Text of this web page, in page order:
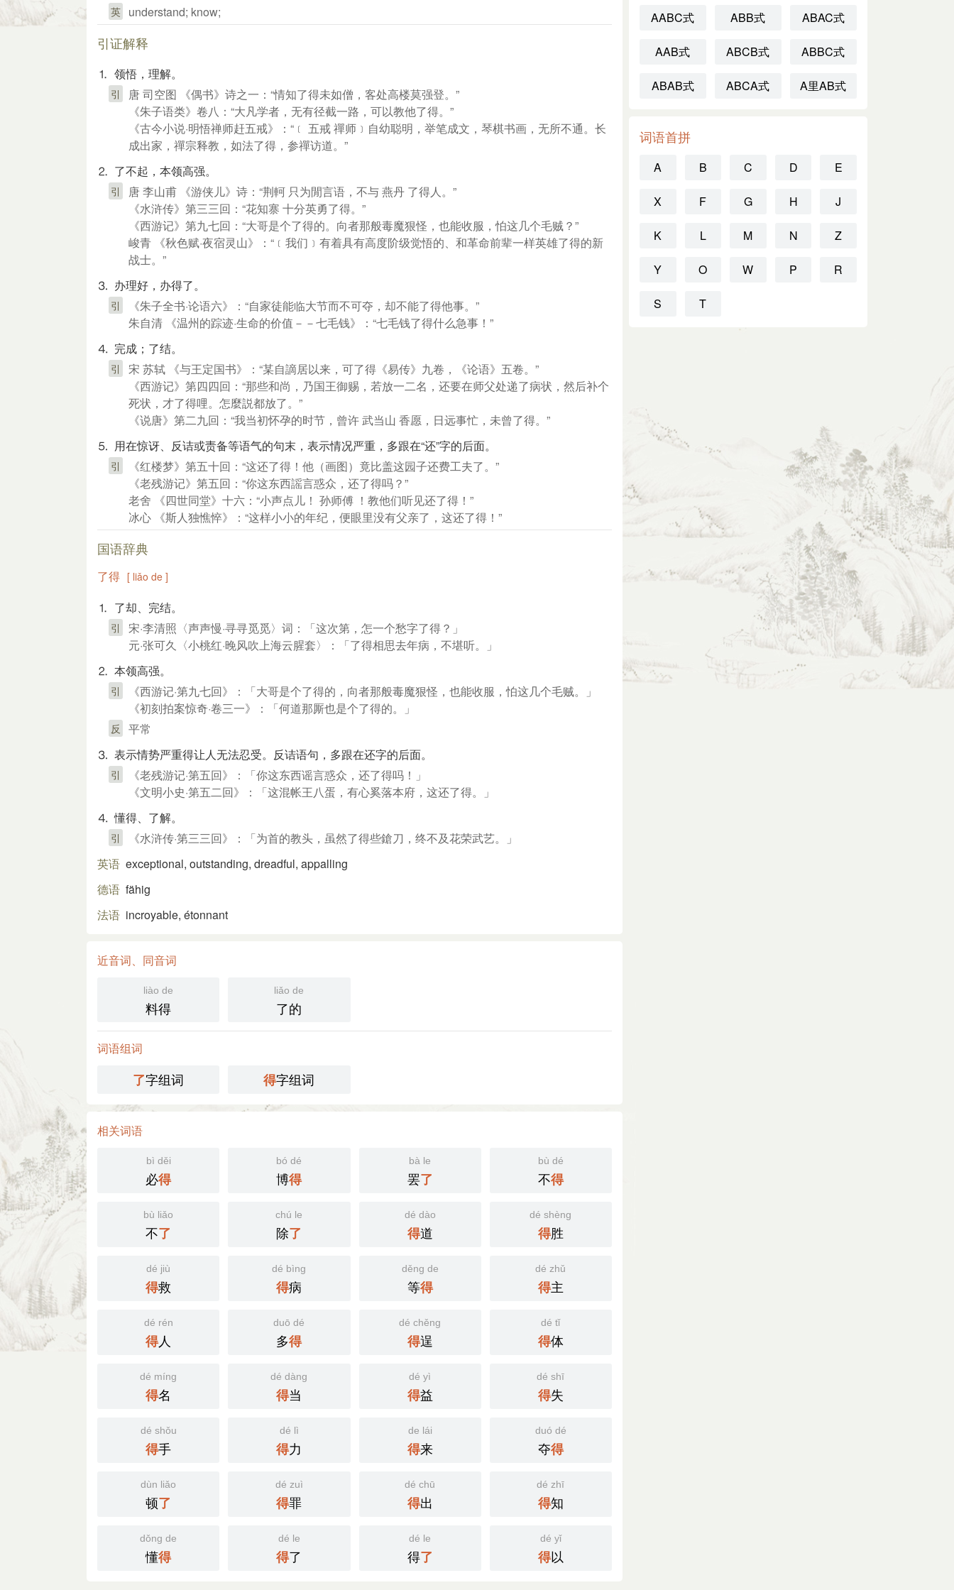
英 understand; know;
引证解释
⒈ 领悟，理解。
引
唐 司空图 《偶书》诗之一：“情知了得未如僧，客处高楼莫强登。”
《朱子语类》卷八：“大凡学者，无有径截一路，可以教他了得。”
《古今小说·明悟禅师赶五戒》：“﹝ 五戒 禪师﹞自幼聪明，举笔成文，琴棋书画，无所不通。长
成出家，禪宗释教，如法了得，参禪访道。”
⒉ 了不起，本领高强。
引
唐 李山甫 《游侠儿》诗：“荆軻 只为閒言语，不与 燕丹 了得人。”
《水浒传》第三三回：“花知寨 十分英勇了得。”
《西游记》第九七回：“大哥是个了得的。向者那般毒魔狠怪，也能收服，怕这几个毛贼？”
峻青 《秋色赋·夜宿灵山》：“﹝我们﹞有着具有高度阶级觉悟的、和革命前辈一样英雄了得的新
战士。”
⒊ 办理好，办得了。
引
《朱子全书·论语六》：“自家徒能临大节而不可夺，却不能了得他事。”
朱自清 《温州的踪迹·生命的价值－－七毛钱》：“七毛钱了得什么急事！”
⒋ 完成；了结。
引
宋 苏轼 《与王定国书》：“某自謫居以来，可了得《易传》九卷，《论语》五卷。”
《西游记》第四四回：“那些和尚，乃国王御赐，若放一二名，还要在师父处递了病状，然后补个
死状，才了得哩。怎麼説都放了。”
《说唐》第二九回：“我当初怀孕的时节，曾许 武当山 香愿，日远事忙，未曾了得。”
⒌ 用在惊讶、反诘或责备等语气的句末，表示情况严重，多跟在“还”字的后面。
引
《红楼梦》第五十回：“这还了得！他（画图）竟比盖这园子还费工夫了。”
《老残游记》第五回：“你这东西謡言惑众，还了得吗？”
老舍 《四世同堂》十六：“小声点儿！ 孙师傅 ！教他们听见还了得！”
冰心 《斯人独憔悴》：“这样小小的年纪，便眼里没有父亲了，这还了得！”
国语辞典
了得 [ liǎo de ]
⒈ 了却、完结。
引
宋·李清照〈声声慢·寻寻觅觅〉词：「这次第，怎一个愁字了得？」
元·张可久〈小桃红·晚风吹上海云腥套〉：「了得相思去年病，不堪听。」
⒉ 本领高强。
引
《西游记·第九七回》：「大哥是个了得的，向者那般毒魔狠怪，也能收服，怕这几个毛贼。」
《初刻拍案惊奇·卷三一》：「何道那厮也是个了得的。」
反
平常
⒊ 表示情势严重得让人无法忍受。反诘语句，多跟在还字的后面。
引
《老残游记·第五回》：「你这东西谣言惑众，还了得吗！」
《文明小史·第五二回》：「这混帐王八蛋，有心奚落本府，这还了得。」
⒋ 懂得、了解。
引
《水浒传·第三三回》：「为首的教头，虽然了得些鎗刀，终不及花荣武艺。」
英语 exceptional, outstanding, dreadful, appalling
德语 fähig
法语 incroyable, étonnant
近音词、同音词
liào de
料得
liǎo de
了的
词语组词
了字组词 得字组词
相关词语
bì děi
必得
bó dé
博得
bà le
罢了
bù dé
不得
bù liǎo
不了
chú le
除了
dé dào
得道
dé shèng
得胜
dé jiù
得救
dé bìng
得病
děng de
等得
dé zhǔ
得主
dé rén
得人
duō dé
多得
dé chěng
得逞
dé tǐ
得体
dé míng
得名
dé dàng
得当
dé yì
得益
dé shī
得失
dé shǒu
得手
dé lì
得力
de lái
得来
duó dé
夺得
dùn liǎo
顿了
dé zuì
得罪
dé chū
得出
dé zhī
得知
dǒng de
懂得
dé le
得了
dé le
得了
dé yǐ
得以
AABC式 ABB式 ABAC式
AAB式 ABCB式 ABBC式
ABAB式 ABCA式 A里AB式
词语首拼
A B C D E
X F G H J
K L M N Z
Y O W P R
S T